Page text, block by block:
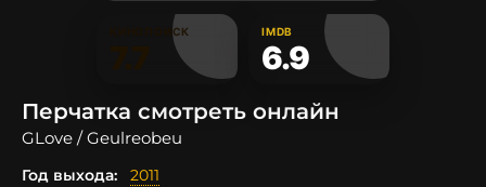
КИНОПОИСК IMDB
6.9
Перчатка смотреть онлайн
GLove / Geulreobeu
Год выхода:
2011